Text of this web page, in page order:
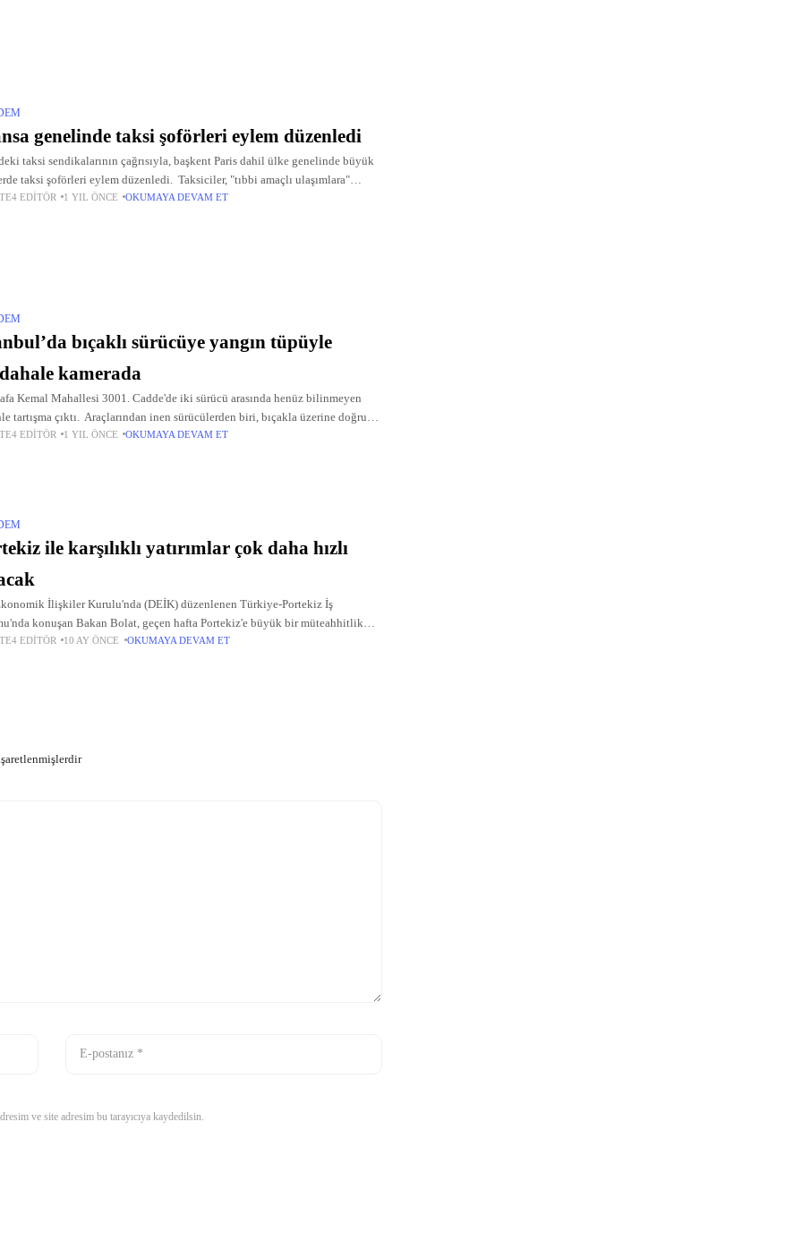
genelinde taksi şoförleri eylem düzenledi
taksi sendikalarının çağrısıyla, başkent Paris dahil ülke genelinde büyük
taksi şoförleri eylem düzenledi. Taksiciler, "tıbbi amaçlı ulaşımlara"
getiren, 16 Mayıs'ta alınan hükümet kararını protesto etti.
EDITÖR 1 YIL ÖNCE OKUMAYA DEVAM ET
bıçaklı sürücüye yangın tüpüyle
kamerada
Kemal Mahallesi 3001. Cadde'de iki sürücü arasında henüz bilinmeyen
tartışma çıktı. Araçlarından inen sürücülerden biri, bıçakla üzerine doğru
sürücüyü yangın tüpü sıkarak durdurmaya çalıştı.
EDITÖR 1 YIL ÖNCE OKUMAYA DEVAM ET
ile karşılıklı yatırımlar çok daha hızlı
İlişkiler Kurulu'nda (DEİK) düzenlenen Türkiye-Portekiz İş
konuşan Bakan Bolat, geçen hafta Portekiz'e büyük bir müteahhitlik
gönderdiklerini anımsatarak, "Portekizli dostlarımız ülkede önümüzdeki 10
EDITÖR 10 AY ÖNCE OKUMAYA DEVAM ET
ve site adresim bu tarayıcıya kaydedilsin.